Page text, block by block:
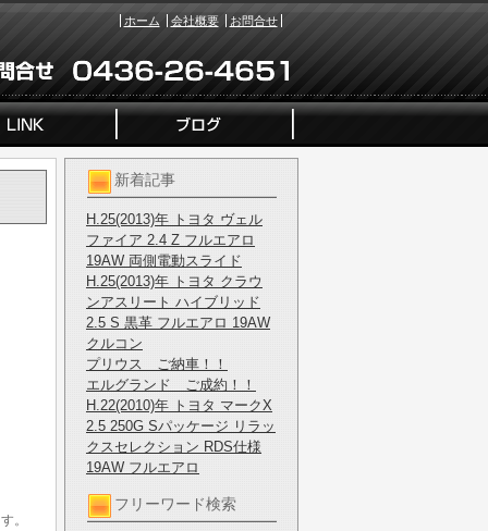
ホーム 会社概要 お問合せ
新着記事
H.25(2013)年 トヨタ ヴェル
ファイア 2.4 Z フルエアロ
19AW 両側電動スライド
H.25(2013)年 トヨタ クラウ
ンアスリート ハイブリッド
2.5 S 黒革 フルエアロ 19AW
クルコン
プリウス ご納車！！
エルグランド ご成約！！
H.22(2010)年 トヨタ マークX
2.5 250G Sパッケージ リラッ
クスセレクション RDS仕様
19AW フルエアロ
フリーワード検索
。